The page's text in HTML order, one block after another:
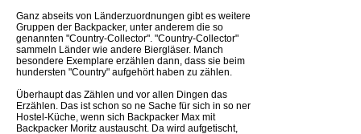
Ganz abseits von Länderzuordnungen gibt es weitere
Gruppen der Backpacker, unter anderem die so
genannten "Country-Collector". "Country-Collector"
sammeln Länder wie andere Biergläser. Manch
besondere Exemplare erzählen dann, dass sie beim
hundersten "Country" aufgehört haben zu zählen.
Überhaupt das Zählen und vor allen Dingen das
Erzählen. Das ist schon so ne Sache für sich in so ner
Hostel-Küche, wenn sich Backpacker Max mit
Backpacker Moritz austauscht. Da wird aufgetischt,